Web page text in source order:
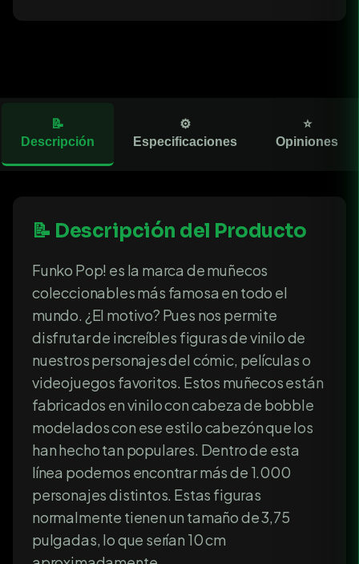
📝
Descripción
⚙️
Especificaciones
⭐
Opiniones
📝 Descripción del Producto
Funko Pop! es la marca de muñecos
coleccionables más famosa en todo el
mundo. ¿El motivo? Pues nos permite
disfrutar de increíbles figuras de vinilo de
nuestros personajes del cómic, películas o
videojuegos favoritos. Estos muñecos están
fabricados en vinilo con cabeza de bobble
modelados con ese estilo cabezón que los
han hecho tan populares. Dentro de esta
línea podemos encontrar más de 1.000
personajes distintos. Estas figuras
normalmente tienen un tamaño de 3,75
pulgadas, lo que serían 10 cm